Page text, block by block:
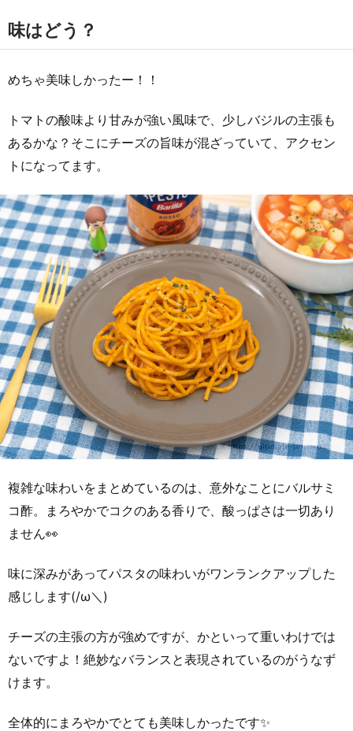
味はどう？
めちゃ美味しかったー！！
トマトの酸味より甘みが強い風味で、少しバジルの主張も
あるかな？そこにチーズの旨味が混ざっていて、アクセン
トになってます。
複雑な味わいをまとめているのは、意外なことにバルサミ
コ酢。まろやかでコクのある香りで、酸っぱさは一切あり
ません👀
味に深みがあってパスタの味わいがワンランクアップした
感じします(/ω＼)
チーズの主張の方が強めですが、かといって重いわけでは
ないですよ！絶妙なバランスと表現されているのがうなず
けます。
全体的にまろやかでとても美味しかったです✨